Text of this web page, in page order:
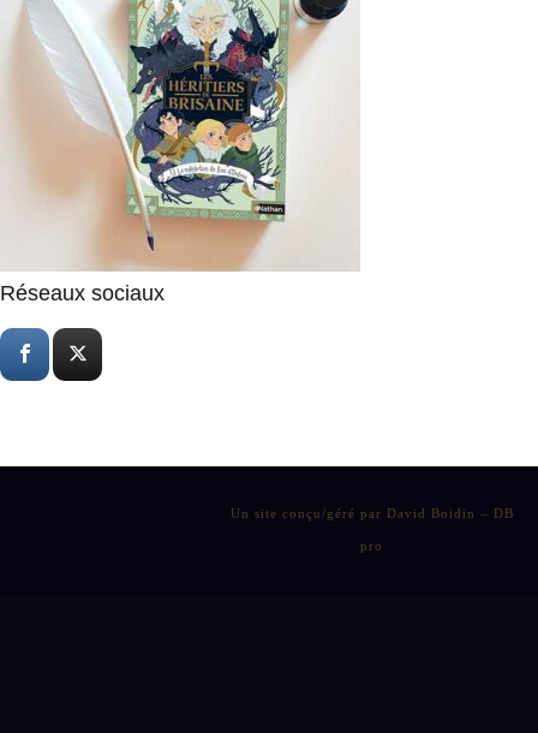
Réseaux sociaux
Un site conçu/géré par David Boidin – DB
pro